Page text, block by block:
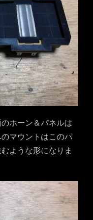
ホーン＆パネルは
マウントはこのパ
ような形になりま